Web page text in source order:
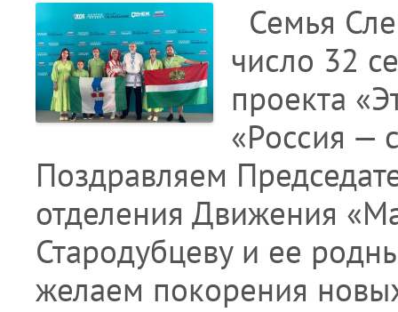
Семья
число 32
проекта
«Россия —
Поздравляем
отделения Движения
Стародубцеву и ее
желаем покорения